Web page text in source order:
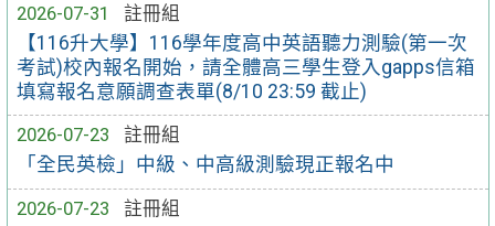
2026-07-31
註冊組
【116升大學】116學年度高中英語聽力測驗(第一次
考試)校內報名開始，請全體高三學生登入gapps信箱
填寫報名意願調查表單(8/10 23:59 截止)
2026-07-23
註冊組
「全民英檢」中級、中高級測驗現正報名中
2026-07-23
註冊組